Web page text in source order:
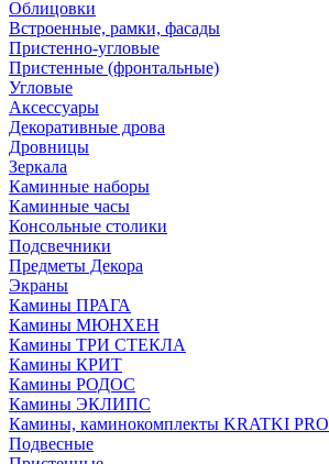
Облицовки
Встроенные, рамки, фасады
Пристенно-угловые
Пристенные (фронтальные)
Угловые
Аксессуары
Декоративные дрова
Дровницы
Зеркала
Каминные наборы
Каминные часы
Консольные столики
Подсвечники
Предметы Декора
Экраны
Камины ПРАГА
Камины МЮНХЕН
Камины ТРИ СТЕКЛА
Камины КРИТ
Камины РОДОС
Камины ЭКЛИПС
Камины, каминокомплекты KRATKI PRO
Подвесные